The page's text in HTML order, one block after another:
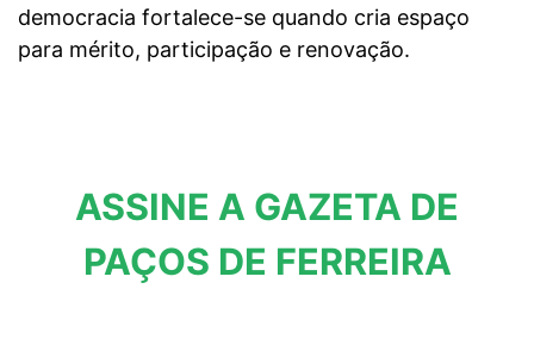
democracia fortalece-se quando cria espaço
para mérito, participação e renovação.
ASSINE A GAZETA DE
PAÇOS DE FERREIRA